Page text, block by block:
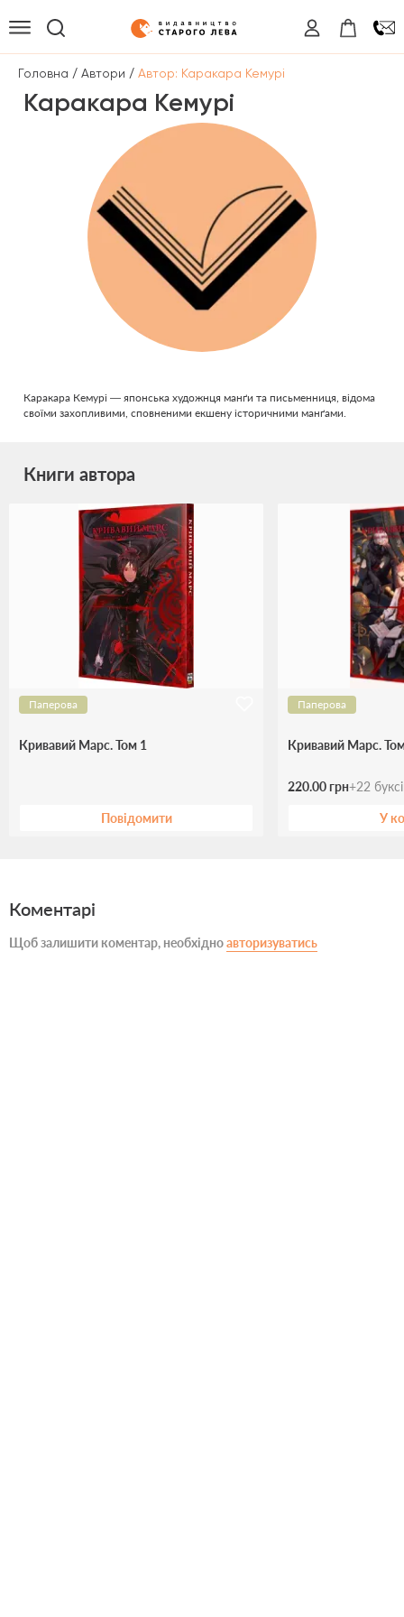
Головна / Автори / Автор: Каракара Кемурі
Каракара Кемурі
Каракара Кемурі — японська художнця манґи та письменниця, відома
своїми захопливими, сповненими екшену історичними манґами.
Книги автора
Паперова
Кривавий Марс. Том 1
Повідомити
Паперова
Кривавий Марс.
220.00 грн+22
У
Коментарі
Щоб залишити коментар, необхідноавторизуватись